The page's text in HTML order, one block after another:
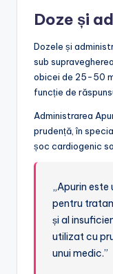
Doze și
Dozele și
sub
obicei de 25-50
funcție de
Administrarea
prudență, în
șoc cardiogenic
„Apurin
pentru
și al
utilizat cu
unui medic.”